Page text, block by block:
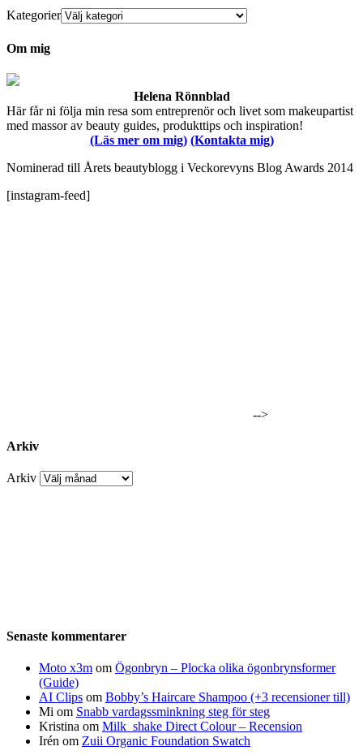
Kategorier
Om mig
Helena Rönnblad
Här får ni följa min resa som entreprenör och livet som makeupartist
med massor av beauty guides, produkttips och inspiration!
(Läs mer om mig) (Kontakta mig)
Nominerad till Årets beautyblogg i Veckorevyns Blog Awards 2014
[instagram-feed]
-->
Arkiv
Arkiv
Senaste kommentarer
Moto x3m om Ögonbryn – Plocka olika ögonbrynsformer
(Guide)
AI Clips om Bobby’s Haircare Shampoo (+3 recensioner till)
Mi om Snabb vardagssminkning steg för steg
Kristina om Milk_shake Direct Colour – Recension
Irén om Zuii Organic Foundation Swatch